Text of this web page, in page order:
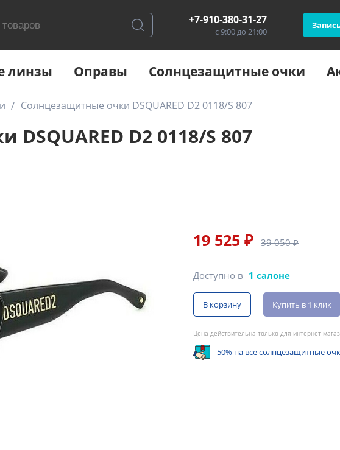
+7-910-380-31-27
с 9:00 до 21:00
линзы Оправы Солнцезащитные очки
Солнцезащитные очки DSQUARED D2 0118/S 807
D2 0118/S 807
19 525 ₽ 39 050 ₽
Доступно в 1 салоне
В корзину Купить в 1 клик
Цена действительна только для интернет-
-50% на все солнцезащитные